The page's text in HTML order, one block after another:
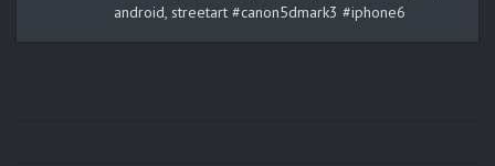
android, streetart #canon5dmark3 #iphone6